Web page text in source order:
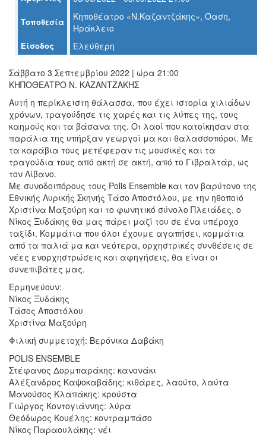
ΤΟΠΟΣ
ΠΟΛΙΤΙΣΜΟΣ
ΑΝΘΕΚΤΙΚΗ
ΠΟΛΗ
Τοποθεσία
Κηποθέατρο «Ν.Καζαντζάκης», Όαση,
Ηράκλειο
Είσοδος Ελεύθερη
Σάββατο 3 Σεπτεμβρίου 2022 | ώρα 21:00
ΚΗΠΟΘΕΑΤΡΟ Ν. ΚΑΖΑΝΤΖΑΚΗΣ
Αυτή η περίκλειστη θάλασσα, που έχει ιστορία χιλιάδων
χρόνων, τραγούδησε τις χαρές και τις λύπες της, τους
καημούς και τα βάσανα της. Οι λαοί που κατοίκησαν στα
παράλια της υπήρξαν γεωργοί μα και θαλασσοπόροι. Με
τα καράβια τους μετέφεραν τις μουσικές και τα
τραγούδια τους από ακτή σε ακτή, από το Γιβραλτάρ, ως
τον Λίβανο.
Με συνοδοιπόρους τους Polis Ensemble και τον βαρύτονο της
Εθνικής Λυρικής Σκηνής Τάσο Αποστόλου, με την ηθοποιό
Χριστίνα Μαξούρη και το φωνητικό σύνολο Πλειάδες, ο
Νίκος Ξυδάκης θα μας πάρει μαζί του σε ένα υπέροχο
ταξίδι. Κομμάτια που όλοι έχουμε αγαπήσει, κομμάτια
από τα παλιά μα και νεότερα, ορχηστρικές συνθέσεις σε
νέες ενορχηστρώσεις και αφηγήσεις, θα είναι οι
συνεπιβάτες μας.
Ερμηνεύουν:
Νίκος Ξυδάκης
Τάσος Αποστόλου
Χριστίνα Μαξούρη
Φιλική συμμετοχή: Βερόνικα Δαβάκη
POLIS ENSEMBLE
Στέφανος Δορμπαράκης: κανονάκι
Αλέξανδρος Καψοκαβάδης: κιθάρες, λαούτο, λαύτα
Μανούσος Κλαπάκης: κρούστα
Γιώργος Κοντογιάννης: λύρα
Θεόδωρος Κουέλης: κοντραμπάσο
Νίκος Παραουλάκης: νέι